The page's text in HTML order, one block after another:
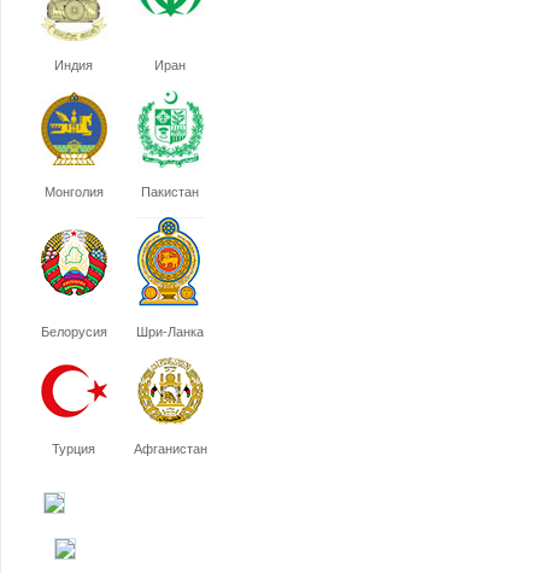
Индия Иран
Монголия Пакистан
Белорусия Шри-Ланка
Турция Афганистан